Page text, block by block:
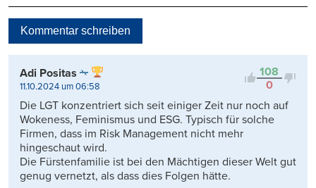
Kontrovers
Kommentar schreiben
108
0
Adi Positas
11.10.2024 um 06:58
Die LGT konzentriert sich seit einiger Zeit nur noch auf
Wokeness, Feminismus und ESG. Typisch für solche
Firmen, dass im Risk Management nicht mehr
hingeschaut wird.
Die Fürstenfamilie ist bei den Mächtigen dieser Welt gut
genug vernetzt, als dass dies Folgen hätte.